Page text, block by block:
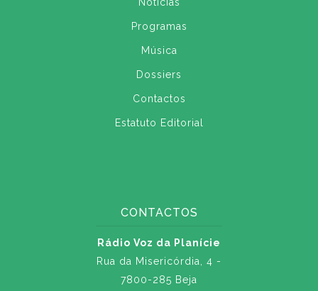
Programas
Música
Dossiers
Contactos
Estatuto Editorial
CONTACTOS
Rádio Voz da Planície
Rua da Misericórdia, 4 -
7800-285 Beja